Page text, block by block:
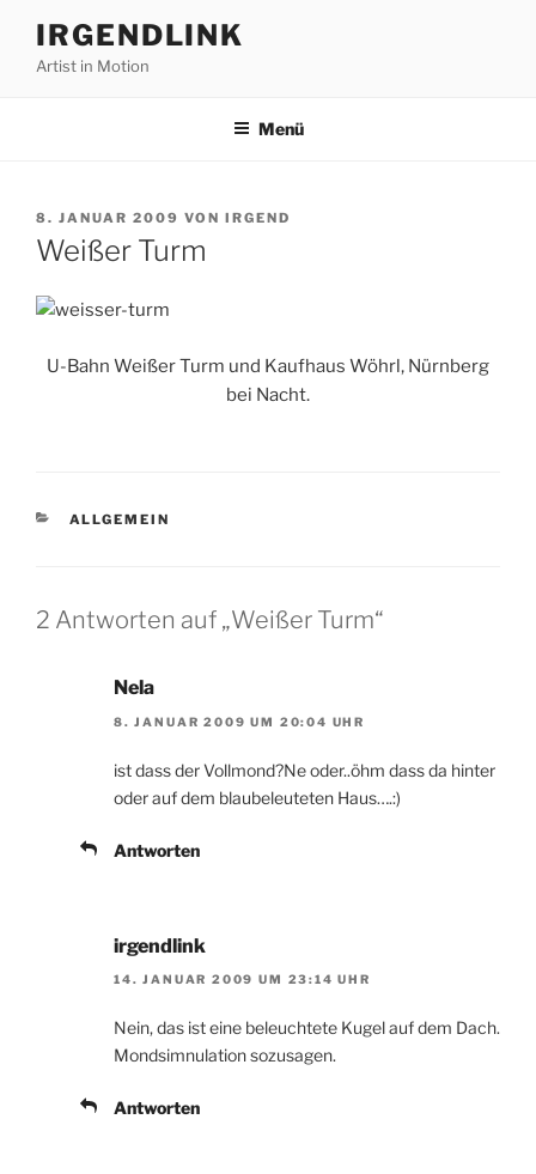
Inhalt
springen
IRGENDLINK
Artist in Motion
Menü
VERÖFFENTLICHT
AM
8. JANUAR 2009 VON IRGEND
Weißer Turm
U-Bahn Weißer Turm und Kaufhaus Wöhrl, Nürnberg
bei Nacht.
KATEGORIEN
ALLGEMEIN
2 Antworten auf „Weißer Turm“
Nela
8. JANUAR 2009 UM 20:04 UHR
ist dass der Vollmond?Ne oder..öhm dass da hinter
oder auf dem blaubeleuteten Haus….:)
Antworten
irgendlink
14. JANUAR 2009 UM 23:14 UHR
Nein, das ist eine beleuchtete Kugel auf dem Dach.
Mondsimnulation sozusagen.
Antworten